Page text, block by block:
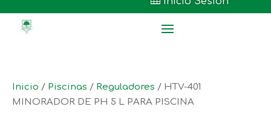
Inicio / Piscinas / Reguladores / HTV-401
MINORADOR DE PH 5 L PARA PISCINA